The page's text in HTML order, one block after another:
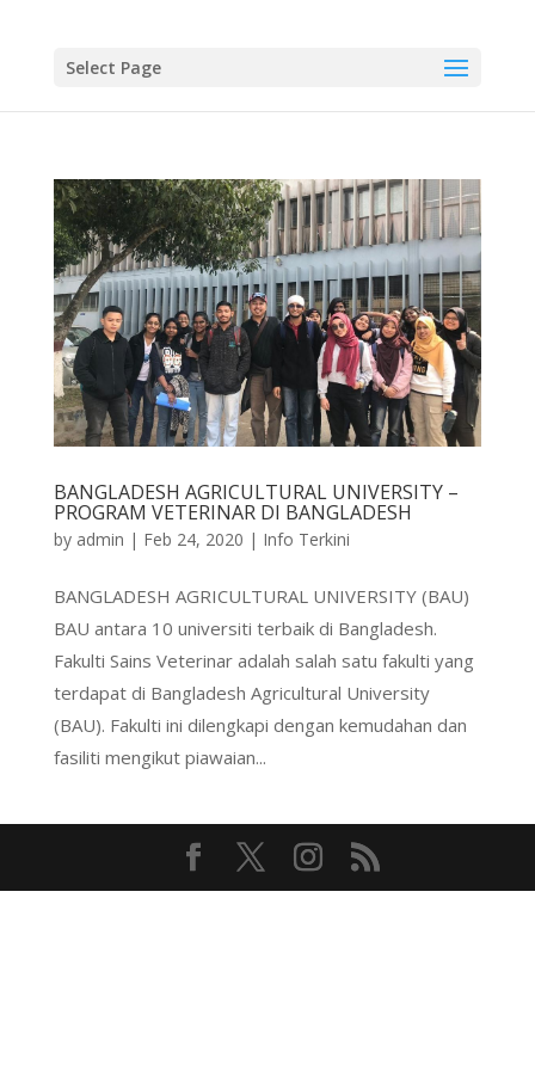
Select Page
BANGLADESH AGRICULTURAL UNIVERSITY –
PROGRAM VETERINAR DI BANGLADESH
by admin | Feb 24, 2020 | Info Terkini
BANGLADESH AGRICULTURAL UNIVERSITY (BAU)
BAU antara 10 universiti terbaik di Bangladesh.
Fakulti Sains Veterinar adalah salah satu fakulti yang
terdapat di Bangladesh Agricultural University
(BAU). Fakulti ini dilengkapi dengan kemudahan dan
fasiliti mengikut piawaian...